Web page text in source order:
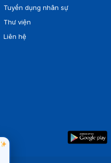
Tuyển dụng nhân sự
Thư viện
Liên hệ